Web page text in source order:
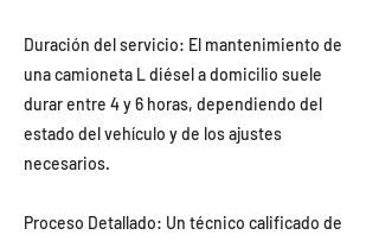
Duración del servicio: El mantenimiento de
una camioneta L diésel a domicilio suele
durar entre 4 y 6 horas, dependiendo del
estado del vehículo y de los ajustes
necesarios.
Proceso Detallado: Un técnico calificado de